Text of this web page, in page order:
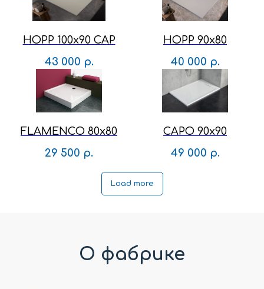
HOPP 100x90 CAP
43 000 р.
HOPP 90x80
40 000 р.
FLAMENCO 80x80
29 500 р.
CAPO 90x90
49 000 р.
Load more
О фабрике